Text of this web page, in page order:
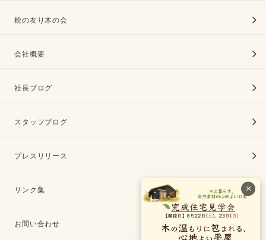
×
桧の友り木の会
会社概要
社長ブログ
スタッフブログ
プレスリリース
リンク集
お問い合わせ